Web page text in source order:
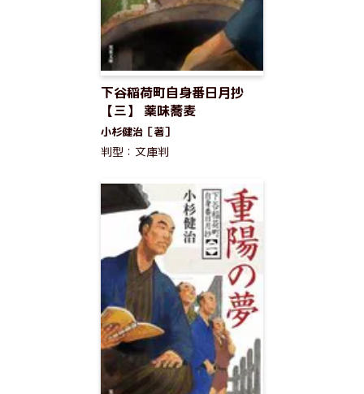
下谷稲荷町自身番日月抄
【三】 薬味蕎麦
小杉健治［著］
判型：文庫判